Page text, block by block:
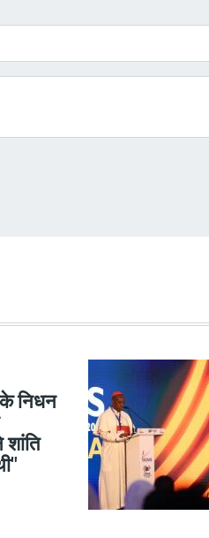
के निधन
शांति